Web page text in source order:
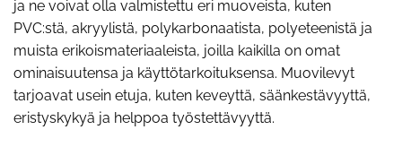
ja ne voivat olla valmistettu eri muoveista, kuten
PVC:stä, akryylistä, polykarbonaatista, polyeteenistä ja
muista erikoismateriaaleista, joilla kaikilla on omat
ominaisuutensa ja käyttötarkoituksensa. Muovilevyt
tarjoavat usein etuja, kuten keveyttä, säänkestävyyttä,
eristyskykyä ja helppoa työstettävyyttä.